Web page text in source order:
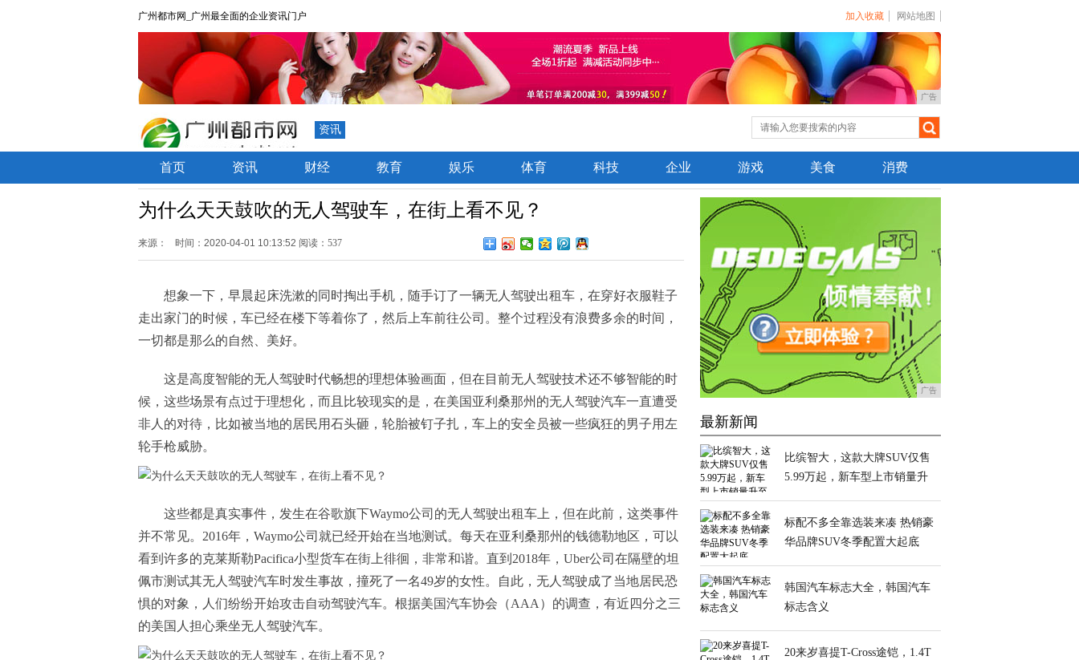
广州都市网_广州最全面的企业资讯门户 加入收藏 网站地图
广告
资讯
首页 资讯 财经 教育 娱乐 体育 科技 企业 游戏 美食 消费
为什么天天鼓吹的无人驾驶车，在街上看不见？
来源： 时间：2020-04-01 10:13:52 阅读：537
想象一下，早晨起床洗漱的同时掏出手机，随手订了一辆无人驾驶出租车，在穿好衣服鞋子
走出家门的时候，车已经在楼下等着你了，然后上车前往公司。整个过程没有浪费多余的时间，
一切都是那么的自然、美好。
这是高度智能的无人驾驶时代畅想的理想体验画面，但在目前无人驾驶技术还不够智能的时
候，这些场景有点过于理想化，而且比较现实的是，在美国亚利桑那州的无人驾驶汽车一直遭受
非人的对待，比如被当地的居民用石头砸，轮胎被钉子扎，车上的安全员被一些疯狂的男子用左
轮手枪威胁。
这些都是真实事件，发生在谷歌旗下Waymo公司的无人驾驶出租车上，但在此前，这类事件
并不常见。2016年，Waymo公司就已经开始在当地测试。每天在亚利桑那州的钱德勒地区，可以
看到许多的克莱斯勒Pacifica小型货车在街上徘徊，非常和谐。直到2018年，Uber公司在隔壁的坦
佩市测试其无人驾驶汽车时发生事故，撞死了一名49岁的女性。自此，无人驾驶成了当地居民恐
惧的对象，人们纷纷开始攻击自动驾驶汽车。根据美国汽车协会（AAA）的调查，有近四分之三
的美国人担心乘坐无人驾驶汽车。
广告
最新新闻
比缤智大，这款大牌SUV仅售
5.99万起，新车型上市销量升
标配不多全靠选装来凑 热销豪
华品牌SUV冬季配置大起底
韩国汽车标志大全，韩国汽车
标志含义
20来岁喜提T-Cross途铠，1.4T